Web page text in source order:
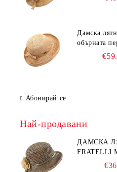
Дамска
обърната
Fratelli
Абонирай се
Най-продавани
ДАМСКА
FRATELLI